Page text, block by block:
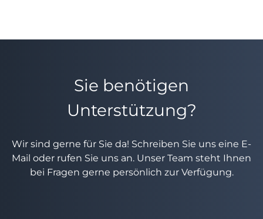
Sie benötigen
Unterstützung?
Wir sind gerne für Sie da! Schreiben Sie uns eine E-
Mail oder rufen Sie uns an. Unser Team steht Ihnen
bei Fragen gerne persönlich zur Verfügung.